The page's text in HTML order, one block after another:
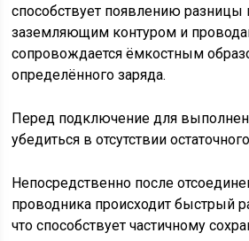
способствует появлению
заземляющим контуром и
сопровождается ёмкостным
определённого заряда.
Перед подключение для
убедиться в отсутствии
Непосредственно после
проводника происходит быстрый
что способствует частичному